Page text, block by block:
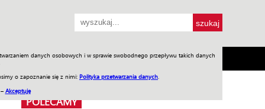
danych osobowych i w sprawie swobodnego przepływu takich danych
o zapoznanie się z nimi: Polityka przetwarzania danych
Akceptuję
SKLEP Jednodniówki Praca w WIW
POLECAMY